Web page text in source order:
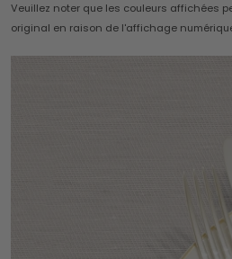
Veuillez noter que les couleurs affichées
original en raison de l'affichage